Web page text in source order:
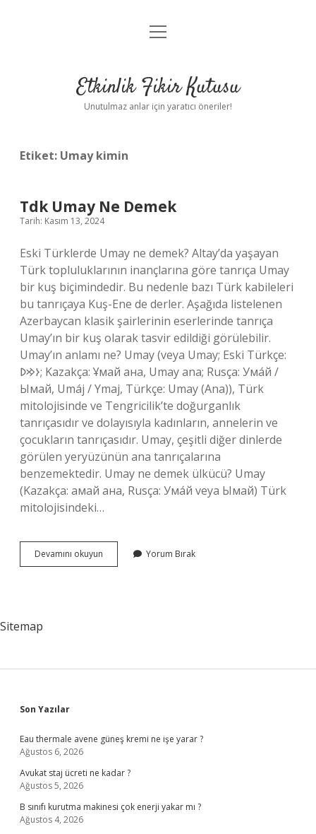
Anasayfa
Yasal Uyarı
menüyü
Etkinlik Fikir Kutusu
Unutulmaz anlar için yaratıcı öneriler!
Etiket: Umay kimin
Tdk Umay Ne Demek
Tarih: Kasım 13, 2024
Eski Türklerde Umay ne demek? Altay’da yaşayan
Türk topluluklarının inançlarına göre tanrıça Umay
bir kuş biçimindedir. Bu nedenle bazı Türk kabileleri
bu tanrıçaya Kuş-Ene de derler. Aşağıda listelenen
Azerbaycan klasik şairlerinin eserlerinde tanrıça
Umay’ın bir kuş olarak tasvir edildiği görülebilir.
Umay’ın anlamı ne? Umay (veya Umay; Eski Türkçe:
𐰆𐰢𐰖; Kazakça: Ұмай aна, Umay ana; Rusça: Ума́й /
Ымай, Umáj / Ymaj, Türkçe: Umay (Ana)), Türk
mitolojisinde ve Tengricilik’te doğurganlık
tanrıçasıdır ve dolayısıyla kadınların, annelerin ve
çocukların tanrıçasıdır. Umay, çeşitli diğer dinlerde
görülen yeryüzünün ana tanrıçalarına
benzemektedir. Umay ne demek ülkücü? Umay
(Kazakça: амай ана, Rusça: Ума́й veya Ымай) Türk
mitolojisindeki…
Devamını okuyun
Umay
Yorum Bırak
Sitemap
Sidebar
Son Yazılar
Eau thermale avene güneş kremi ne işe yarar ?
Ağustos 6, 2026
Avukat staj ücreti ne kadar ?
Ağustos 5, 2026
B sınıfı kurutma makinesi çok enerji yakar mı ?
Ağustos 4, 2026